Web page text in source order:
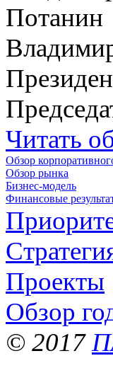
Читать
Обзор
Обзор рынка
Бизнес-модель
Финансовые
Проекты
Обзор
© 2017